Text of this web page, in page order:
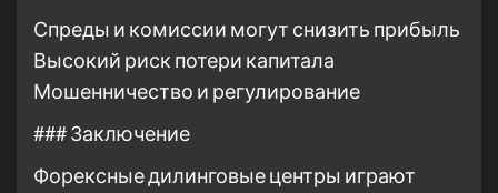
Спреды и комиссии могут снизить прибыль
Высокий риск потери капитала
Мошенничество и регулирование
### Заключение
Форексные дилинговые центры играют